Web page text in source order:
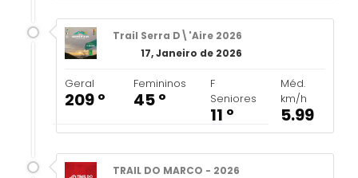
Trail Serra D\'Aire 2026
17, Janeiro de 2026
Geral
209 º
Femininos
45 º
F
Seniores
11 º
Méd.
km/h
5.99
TRAIL DO MARCO - 2026